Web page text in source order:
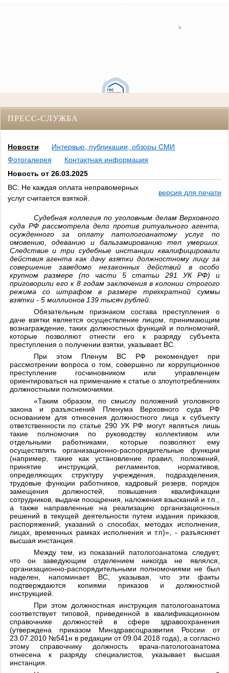
ПРЕСС-СЛУЖБА
Новости
Интервью, публикации, обзоры СМИ
Фотогалерея
Контактная информация
Новость от 26.03.2025
ВС: Не каждая оплата неправомерных
услуг считается взяткой.
версия для печати
Судебная коллегия по уголовным делам Верховного
суда РФ рассмотрела дело против ритуального агента,
осужденного за оплату патологоанатому услуг по
омовению, одеванию и бальзамированию тел умерших.
Следствие и три судебные инстанции квалифицировали
действия агента как дачу взятки должностному лицу за
совершение заведомо незаконных действий в особо
крупном размере (по части 5 статьи 291 УК РФ) и
приговорили его к 8 годам заключения в колонии строгого
режима со штрафом в размере трехкратной суммы
взятки - 5 миллионов 139 тысяч рублей.
Обязательным признаком состава преступления о
даче взятки является осуществление лицом, принимающим
вознаграждение, таких должностных функций и полномочий,
которые позволяют отнести его к разряду субъекта
преступления о получении взятки, указывает ВС.
При этом Пленум ВС РФ рекомендует при
рассмотрении вопроса о том, совершено ли коррупционное
преступление госчиновником или управленцем
ориентироваться на примечание к статье о злоупотреблениях
должностными полномочиями.
«Таким образом, по смыслу положений уголовного
закона и разъяснений Пленума Верховного суда РФ
основанием для отнесения должностного лица к субъекту
ответственности по статье 290 УК РФ могут являться лишь
такие полномочия по руководству коллективом или
отдельными работниками, которые позволяют ему
осуществлять организационно-распорядительные функции
(например, такие как установление правил, положений,
принятие инструкций, регламентов, нормативов,
определяющих структуру учреждения, подразделения,
трудовые функции работников, кадровый резерв, порядок
замещения должностей, повышения квалификации
сотрудников, выдачи поощрения, наложения взысканий и т.п.,
а также направленные на реализацию организационных
решений в текущей деятельности путем издания приказов,
распоряжений, указаний о способах, методах исполнения,
лицах, временных рамках исполнения и т.п)», - разъясняет
высшая инстанция.
Между тем, из показаний патологоанатома следует,
что он заведующим отделением никогда не являлся,
организационно-распорядительными полномочиями не был
наделен, напоминает ВС, указывая, что эти факты
подтверждаются копиями приказов и должностной
инструкцией.
При этом должностная инструкция патологоанатома
соответствует типовой, приведенной в квалификационном
справочнике должностей в сфере здравоохранения
(утверждена приказом Минздравсоцразвития России от
23.07.2010 №541н в редакции от 09.04.2018 года), а согласно
этому справочнику должность врача-патологоанатома
отнесена к разряду специалистов, указывает высшая
инстанция.